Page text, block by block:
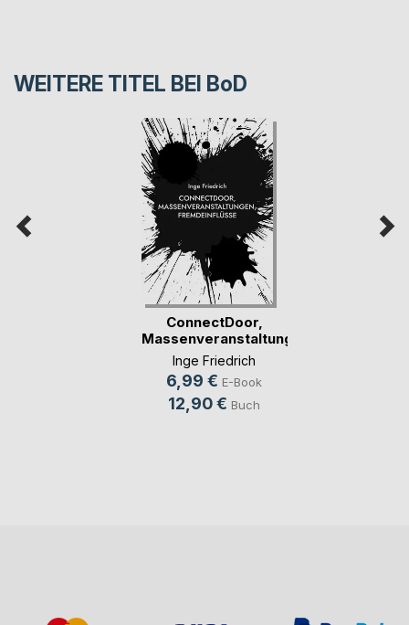
WEITERE TITEL BEI BoD
ConnectDoor,
Massenveranstaltungen(...)
Inge Friedrich
6,99 € E-Book
12,90 € Buch